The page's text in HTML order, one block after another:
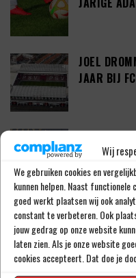
Wij
We gebruiken cookies en
kunnen helpen. Naast
goed werkt plaatsen wij ook
constant te verbeteren. Ook
jouw gedrag op onze website
laten zien. Als je onze website
cookies accepteert. Dat doe je
JOEL
JAAR BIJ
SPELER
PETER
AJAX: ‘LIG